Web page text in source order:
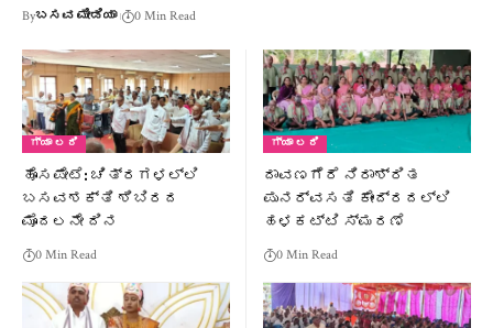
Byಬಸವ ಮೀಡಿಯಾ 0 Min Read
ಗ್ಯಾ ಲರಿ
ಹೊಸಪೇಟೆ: ಚಿತ್ರಗಳಲ್ಲಿ
ಬಸವಶಕ್ತಿ ಶಿಬಿರದ
ಮೊದಲನೇ ದಿನ
0 Min Read
ಗ್ಯಾ ಲರಿ
ದಾವಣಗೆರೆ ನಿರಾಶ್ರಿತ
ಪುನರ್ವಸತಿ ಕೇಂದ್ರದಲ್ಲಿ
ಹಳಕಟ್ಟಿ ಸ್ಮರಣೆ
0 Min Read